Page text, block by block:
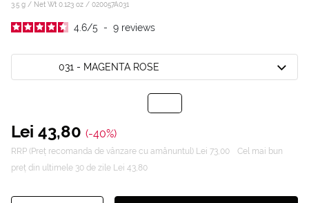
3.5 g / Net Wt 0.123 oz / 020057A031
4.6/5 - 9 reviews
031 - MAGENTA ROSE
Lei 43,80 (-40%)
RRP (Preț recomanda de vânzare cu amănuntul) Lei 73,00
Cel mai bun
preț din ultimele 30 de zile Lei 43,80